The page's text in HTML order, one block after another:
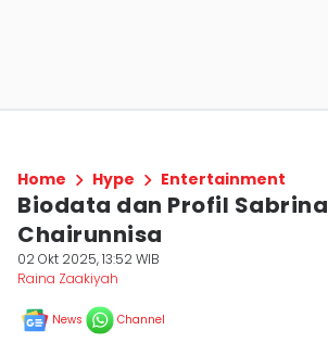
Home Hype Entertainment
Biodata dan Profil Sabrina
Chairunnisa
02 Okt 2025, 13:52 WIB
Raina Zaakiyah
News Channel